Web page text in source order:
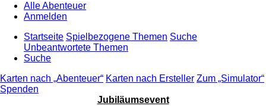
Alle Abenteuer
Anmelden
Startseite Spielbezogene Themen Suche
Unbeantwortete Themen
Suche
Karten nach „Abenteuer“ Karten nach Ersteller Zum „Simulator“
Spenden
Jubiläumsevent